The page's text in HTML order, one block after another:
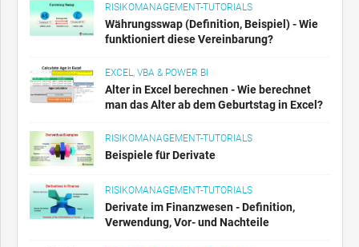
RISIKOMANAGEMENT-TUTORIALS
Währungsswap (Definition, Beispiel) - Wie
funktioniert diese Vereinbarung?
EXCEL, VBA & POWER BI
Alter in Excel berechnen - Wie berechnet
man das Alter ab dem Geburtstag in Excel?
RISIKOMANAGEMENT-TUTORIALS
Beispiele für Derivate
RISIKOMANAGEMENT-TUTORIALS
Derivate im Finanzwesen - Definition,
Verwendung, Vor- und Nachteile